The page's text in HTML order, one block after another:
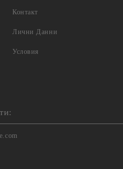
Контакт
Лични Данни
Условия